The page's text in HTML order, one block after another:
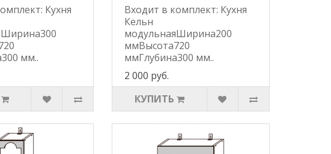
Кухня
мм..
Входит в комплект: Кухня
Кельн
модульнаяШирина200
ммВысота720
ммГлубина300 мм..
2 000 руб.
КУПИТЬ